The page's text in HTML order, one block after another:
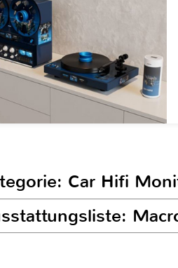
Car Hifi